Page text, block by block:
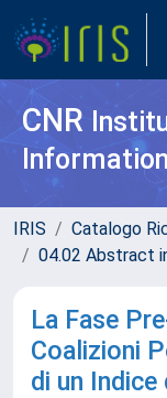
CNR
IRIS Catalogo
04.02 Abstract
La Fase
Coalizioni
di un